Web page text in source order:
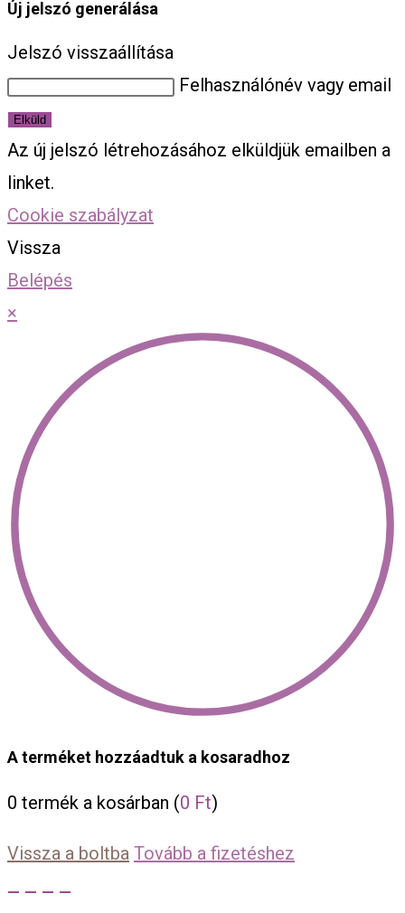
Új jelszó generálása
Jelszó visszaállítása
Felhasználónév vagy email
Elküld
Az új jelszó létrehozásához elküldjük emailben a
linket.
Cookie szabályzat
Vissza
Belépés
×
A terméket hozzáadtuk a kosaradhoz
0 termék a kosárban (0 Ft)
Vissza a boltba Tovább a fizetéshez